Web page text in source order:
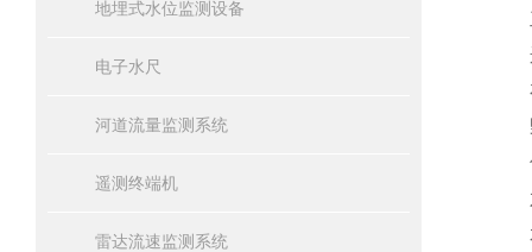
地埋式水位监测设备
电子水尺
河道流量监测系统
遥测终端机
雷达流速监测系统
工
运
存
野
信
六
水